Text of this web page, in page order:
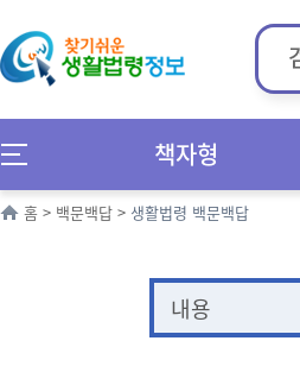
책자형
홈 > 백문백답 > 생활법령 백문백답